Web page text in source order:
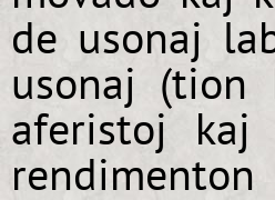
de usonaj
usonaj (tion
aferistoj kaj